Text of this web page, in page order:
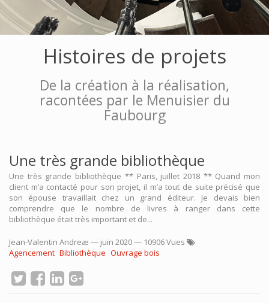
Histoires de projets
De la création à la réalisation,
racontées par le Menuisier du
Faubourg
Une très grande bibliothèque
Une très grande bibliothèque ** Paris, juillet 2018 ** Quand mon
client m’a contacté pour son projet, il m’a tout de suite précisé que
son épouse travaillait chez un grand éditeur. Je devais bien
comprendre que le nombre de livres à ranger dans cette
bibliothèque était très important et de...
Jean-Valentin Andreæ — juin 2020— 10906 Vues
Agencement Bibliothèque Ouvrage bois